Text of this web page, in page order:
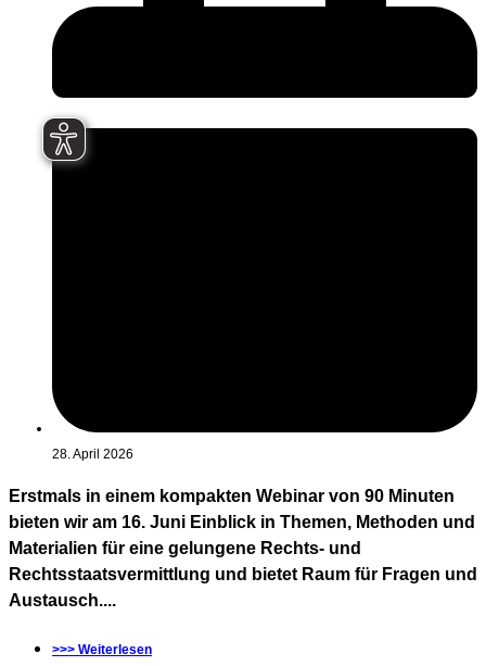
28. April 2026
Erstmals in einem kompakten Webinar von 90 Minuten
bieten wir am 16. Juni Einblick in Themen, Methoden und
Materialien für eine gelungene Rechts- und
Rechtsstaatsvermittlung und bietet Raum für Fragen und
Austausch....
>>> Weiterlesen